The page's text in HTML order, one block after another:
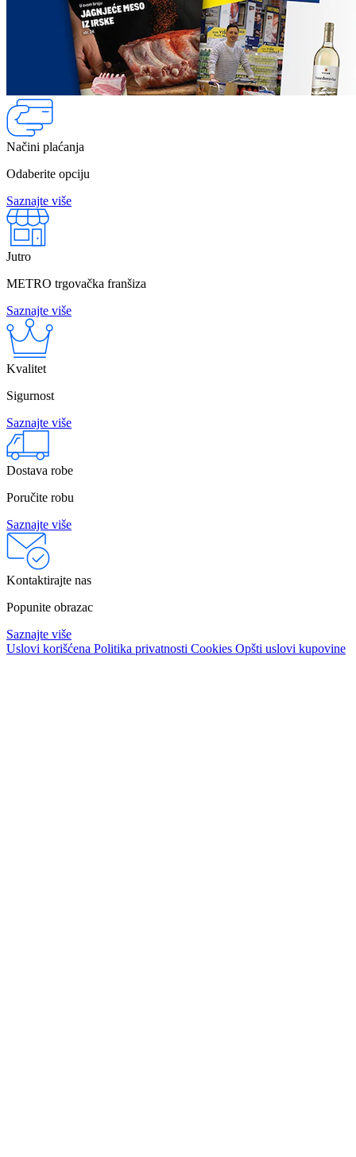
Načini plaćanja
Odaberite opciju
Saznajte više
Jutro
METRO trgovačka franšiza
Saznajte više
Kvalitet
Sigurnost
Saznajte više
Dostava robe
Poručite robu
Saznajte više
Kontaktirajte nas
Popunite obrazac
Saznajte više
Uslovi korišćena Politika privatnosti Cookies Opšti uslovi kupovine